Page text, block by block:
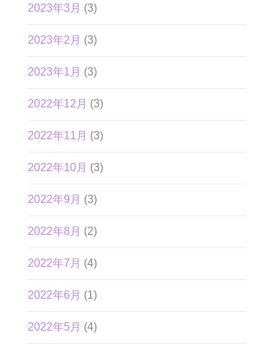
2023年3月 (3)
2023年2月 (3)
2023年1月 (3)
2022年12月 (3)
2022年11月 (3)
2022年10月 (3)
2022年9月 (3)
2022年8月 (2)
2022年7月 (4)
2022年6月 (1)
2022年5月 (4)